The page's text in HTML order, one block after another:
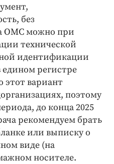
без
ОМС можно при
технической
идентификации
едином регистре
этот вариант
поэтому
до конца 2025
рекомендуем брать
или выписку о
виде (на
носителе.